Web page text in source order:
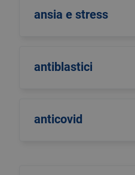
ansia e stress
antiblastici
anticovid